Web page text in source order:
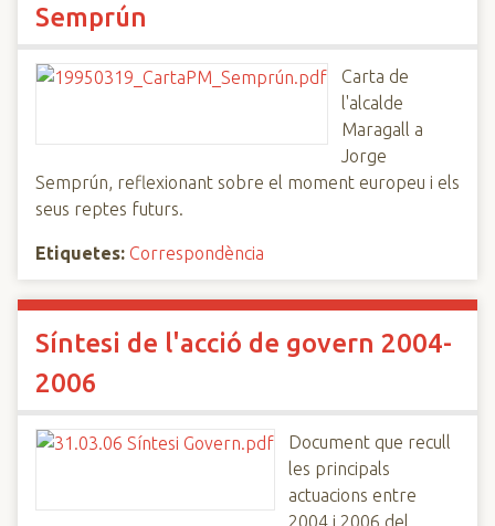
Semprún
Carta de
l'alcalde
Maragall a
Jorge
Semprún, reflexionant sobre el moment europeu i els
seus reptes futurs.
Etiquetes: Correspondència
Síntesi de l'acció de govern 2004-
2006
Document que recull
les principals
actuacions entre
2004 i 2006 del